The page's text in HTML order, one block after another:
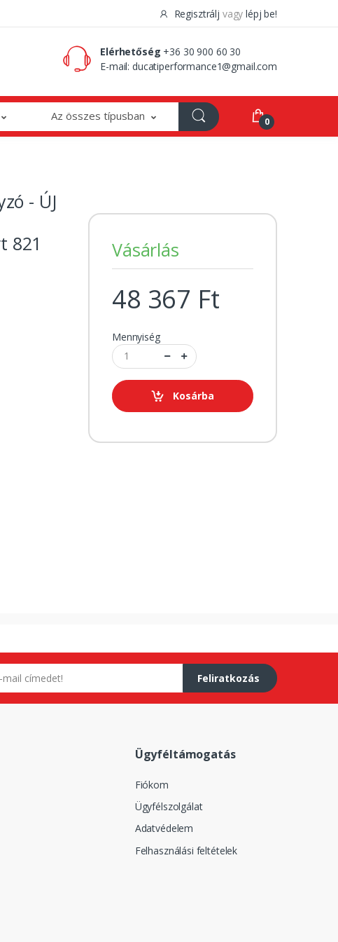
Regisztrálj vagy lépj be!
Elérhetőség +36 30 900 60 30
E-mail:ducatiperformance1@gmail.com
Az összes típusban 0
- ÚJ
821
Vásárlás
48 367 Ft
Mennyiség
Kosárba
Feliratkozás
Ügyféltámogatás
Fiókom
Ügyfélszolgálat
Adatvédelem
Felhasználási feltételek